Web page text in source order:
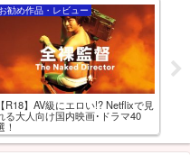
お勧め作品・レビュー
【R18】AV級にエロい!? Netflixで見
る大人向け国内映画･ドラマ40
！